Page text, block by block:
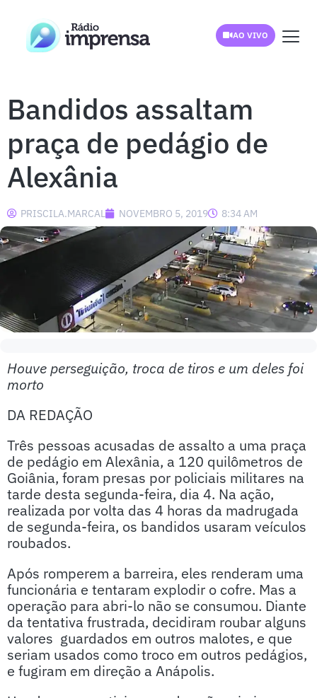
AO VIVO
Bandidos assaltam
praça de pedágio de
Alexânia
PRISCILA.MARCAL NOVEMBRO 5, 2019 8:34 AM
Houve perseguição, troca de tiros e um deles foi
morto
DA REDAÇÃO
Três pessoas acusadas de assalto a uma praça
de pedágio em Alexânia, a 120 quilômetros de
Goiânia, foram presas por policiais militares na
tarde desta segunda-feira, dia 4. Na ação,
realizada por volta das 4 horas da madrugada
de segunda-feira, os bandidos usaram veículos
roubados.
Após romperem a barreira, eles renderam uma
funcionária e tentaram explodir o cofre. Mas a
operação para abri-lo não se consumou. Diante
da tentativa frustrada, decidiram roubar alguns
valores guardados em outros malotes, e que
seriam usados como troco em outros pedágios,
e fugiram em direção a Anápolis.